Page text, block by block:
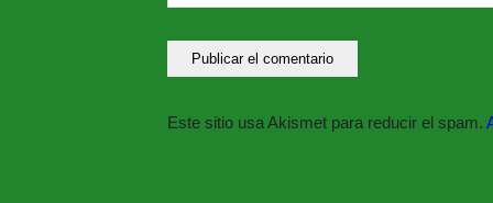
Este sitio usa Akismet para reducir el spam.